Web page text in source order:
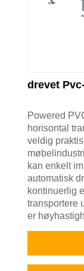
drevet
Powered
horisontal
veldig
kan enkelt
automatisk
kontinuerlig
transportere
er